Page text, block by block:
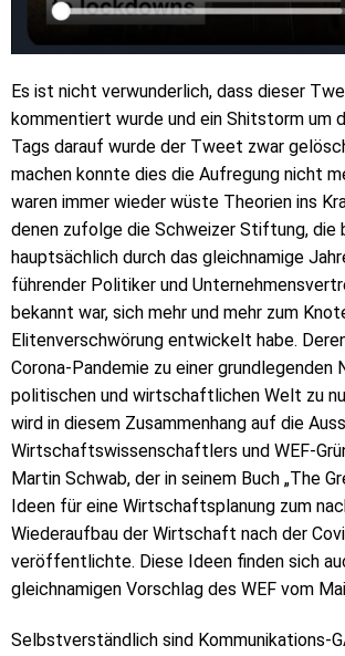
Es ist nicht verwunderlich, dass dieser
kommentiert wurde und ein Shitstorm um
Tags darauf wurde der Tweet zwar
machen konnte dies die Aufregung nicht
waren immer wieder wüste Theorien ins
denen zufolge die Schweizer Stiftung, die
hauptsächlich durch das gleichnamige
führender Politiker und
bekannt war, sich mehr und mehr zum
Elitenverschwörung entwickelt habe.
Corona-Pandemie zu einer grundlegenden
politischen und wirtschaftlichen Welt zu
wird in diesem Zusammenhang auf die
Wirtschaftswissenschaftlers und WEF-
Martin Schwab, der in seinem Buch „The
Ideen für eine Wirtschaftsplanung zum
Wiederaufbau der Wirtschaft nach der
veröffentlichte. Diese Ideen finden sich
gleichnamigen Vorschlag des WEF vom
Selbstverständlich sind Kommunikations-